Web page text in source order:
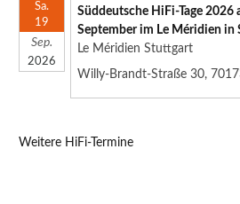
Sa.
19
Sep.
2026
Süddeutsche HiFi-Tage 2026
September im Le Méridien in
Le Méridien Stuttgart
Willy-Brandt-Straße 30,
Weitere HiFi-Termine